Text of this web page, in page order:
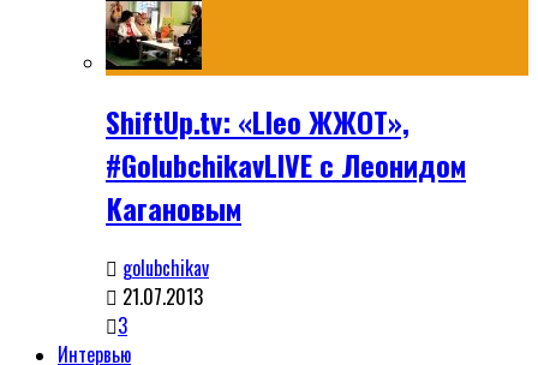
ShiftUp.tv: «Lleo ЖЖОТ»,
#GolubchikavLIVE с Леонидом
Кагановым
golubchikav
21.07.2013
3
Интервью